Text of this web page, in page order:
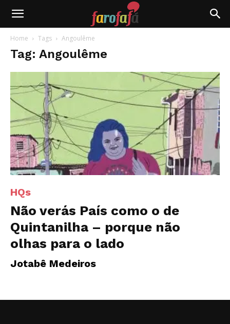
Farofafá
Home Tags Angoulême
Tag: Angoulême
HQs
Não verás País como o de
Quintanilha – porque não
olhas para o lado
Jotabê Medeiros